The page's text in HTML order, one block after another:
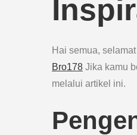
Hai semua,
Bro178 Jika kamu
melalui artikel ini.